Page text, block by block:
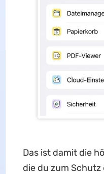
Das ist damit die
die du zum Schutz